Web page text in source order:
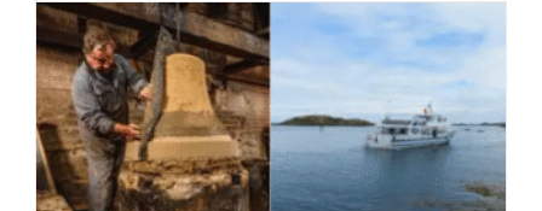
Du
Soleil »
Au
Zénith
De
Nantes